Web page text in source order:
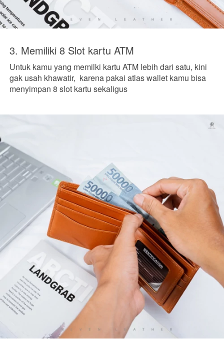
3. Memiliki 8 Slot kartu ATM
Untuk kamu yang memilki kartu ATM lebih dari satu, kini
gak usah khawatir,  karena pakai atlas wallet kamu bisa
menyimpan 8 slot kartu sekaligus